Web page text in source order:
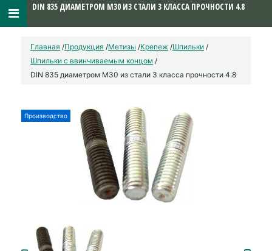
Главная /Продукция /Метизы /Крепеж /Шпильки /
Шпильки с ввинчиваемым концом /
DIN 835 диаметром М30 из стали 3 класса прочности 4.8
Производство
DIN 835 ДИАМЕТРОМ М30 ИЗ СТАЛИ 3 КЛАССА ПРОЧНОСТИ 4.8